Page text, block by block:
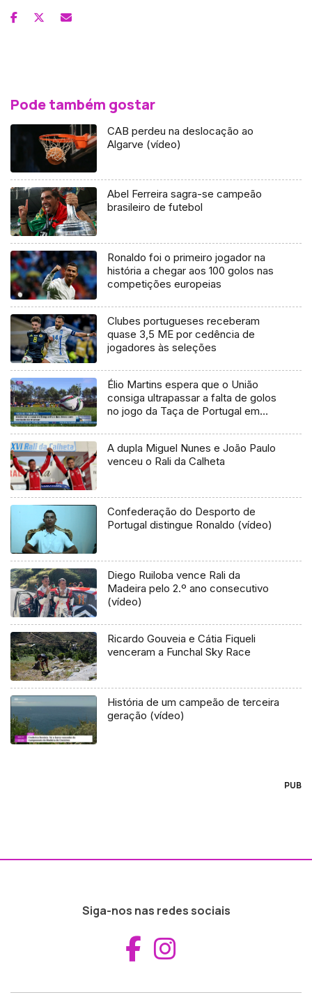
Pode também gostar
CAB perdeu na deslocação ao
Algarve (vídeo)
Abel Ferreira sagra-se campeão
brasileiro de futebol
Ronaldo foi o primeiro jogador na
história a chegar aos 100 golos nas
competições europeias
Clubes portugueses receberam
quase 3,5 ME por cedência de
jogadores às seleções
Élio Martins espera que o União
consiga ultrapassar a falta de golos
no jogo da Taça de Portugal em
A dupla Miguel Nunes e João Paulo
venceu o Rali da Calheta
Confederação do Desporto de
Portugal distingue Ronaldo (vídeo)
Diego Ruiloba vence Rali da
Madeira pelo 2.º ano consecutivo
(vídeo)
Ricardo Gouveia e Cátia Fiqueli
venceram a Funchal Sky Race
História de um campeão de terceira
geração (vídeo)
PUB
Siga-nos nas redes sociais
Aceder ao